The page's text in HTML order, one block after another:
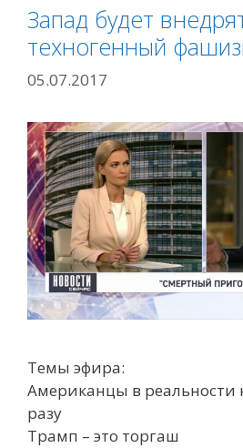
Запад будет
техногенный
05.07.2017
Темы эфира:
Американцы в реальности
разу
Трамп – это торгаш